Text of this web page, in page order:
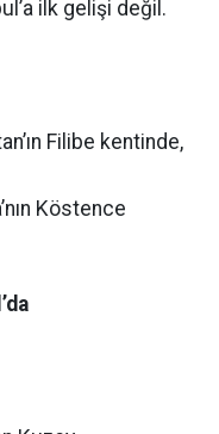
ilk gelişi değil.
Filibe kentinde,
Köstence